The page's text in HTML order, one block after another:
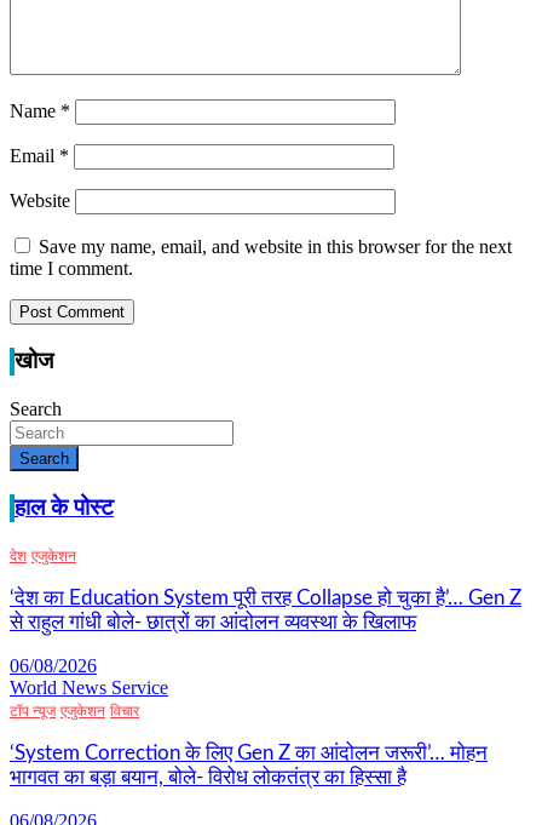
Name *
Email *
Website
Save my name, email, and website in this browser for the next
time I comment.
खोज
Search
Search
हाल के पोस्ट
देश एजुकेशन
‘देश का Education System पूरी तरह Collapse हो चुका है’… Gen Z
से राहुल गांधी बोले- छात्रों का आंदोलन व्यवस्था के खिलाफ
06/08/2026
World News Service
टॉप न्यूज एजुकेशन विचार
‘System Correction के लिए Gen Z का आंदोलन जरूरी’… मोहन
भागवत का बड़ा बयान, बोले- विरोध लोकतंत्र का हिस्सा है